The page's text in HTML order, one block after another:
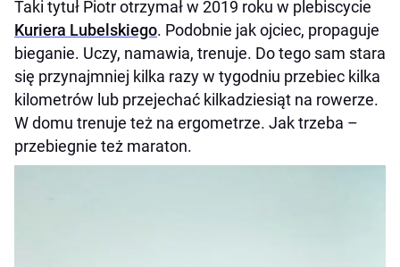
Taki tytuł Piotr otrzymał w 2019 roku w plebiscycie
Kuriera Lubelskiego. Podobnie jak ojciec, propaguje
bieganie. Uczy, namawia, trenuje. Do tego sam stara
się przynajmniej kilka razy w tygodniu przebiec kilka
kilometrów lub przejechać kilkadziesiąt na rowerze.
W domu trenuje też na ergometrze. Jak trzeba –
przebiegnie też maraton.